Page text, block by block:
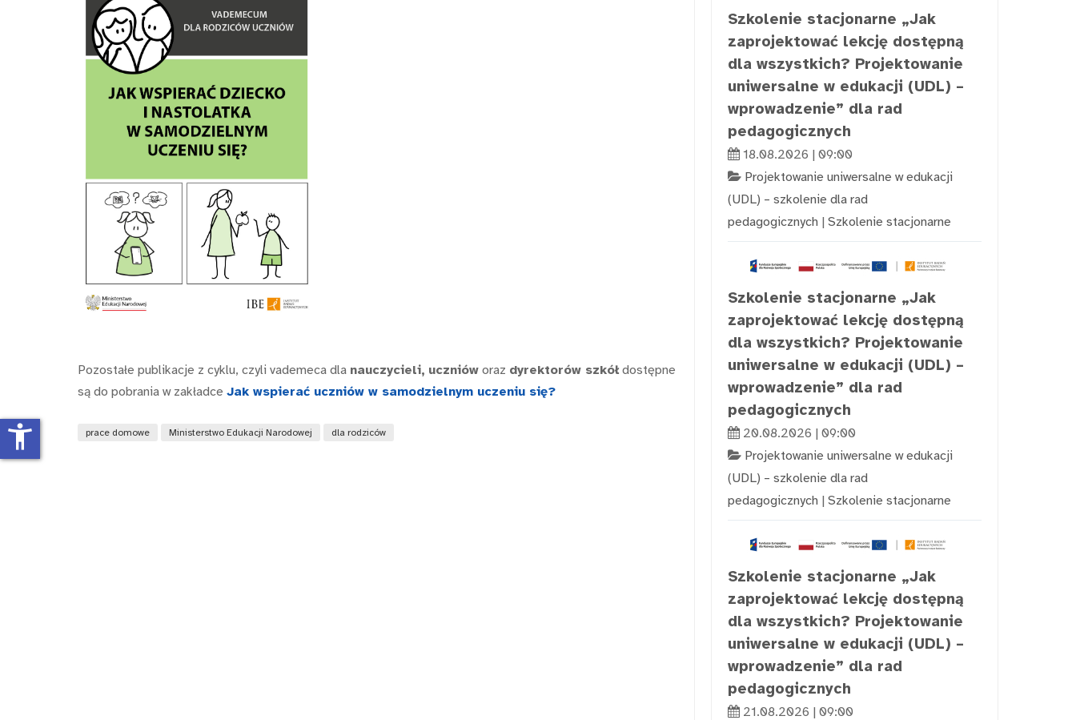
Pozostałe publikacje z cyklu, czyli vademeca dla nauczycieli, uczniów oraz dyrektorów szkół dostępne
są do pobrania w zakładce Jak wspierać uczniów w samodzielnym uczeniu się?
prace domowe Ministerstwo Edukacji Narodowej dla rodziców
Szkolenie stacjonarne „Jak
zaprojektować lekcję dostępną
dla wszystkich? Projektowanie
uniwersalne w edukacji (UDL) –
wprowadzenie” dla rad
pedagogicznych
18.08.2026 | 09:00
Projektowanie uniwersalne w edukacji
(UDL) – szkolenie dla rad
pedagogicznych | Szkolenie stacjonarne
Szkolenie stacjonarne „Jak
zaprojektować lekcję dostępną
dla wszystkich? Projektowanie
uniwersalne w edukacji (UDL) –
wprowadzenie” dla rad
pedagogicznych
20.08.2026 | 09:00
Projektowanie uniwersalne w edukacji
(UDL) – szkolenie dla rad
pedagogicznych | Szkolenie stacjonarne
Szkolenie stacjonarne „Jak
zaprojektować lekcję dostępną
dla wszystkich? Projektowanie
uniwersalne w edukacji (UDL) –
wprowadzenie” dla rad
pedagogicznych
21.08.2026 | 09:00
accessibility_new